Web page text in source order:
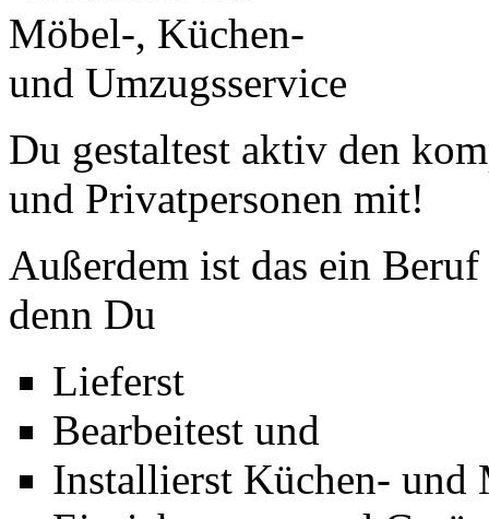
Du gestaltest aktiv den
und Privatpersonen mit!
Außerdem ist das ein
denn Du
Lieferst
Bearbeitest und
Installierst Küchen- und